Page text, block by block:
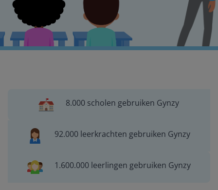
8.000 scholen gebruiken Gynzy
92.000 leerkrachten gebruiken Gynzy
1.600.000 leerlingen gebruiken Gynzy